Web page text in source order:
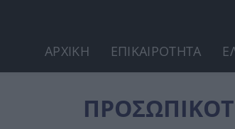
ΑΡΧΙΚΗ ΕΠΙΚΑΙΡΟΤΗΤΑ